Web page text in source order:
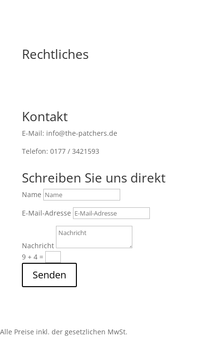
Rechtliches
Kontakt
E-Mail: info@the-patchers.de
Telefon: 0177 / 3421593
Schreiben Sie uns direkt
Name
E-Mail-Adresse
Nachricht
9 + 4=
Senden
Alle Preise inkl. der gesetzlichen MwSt.